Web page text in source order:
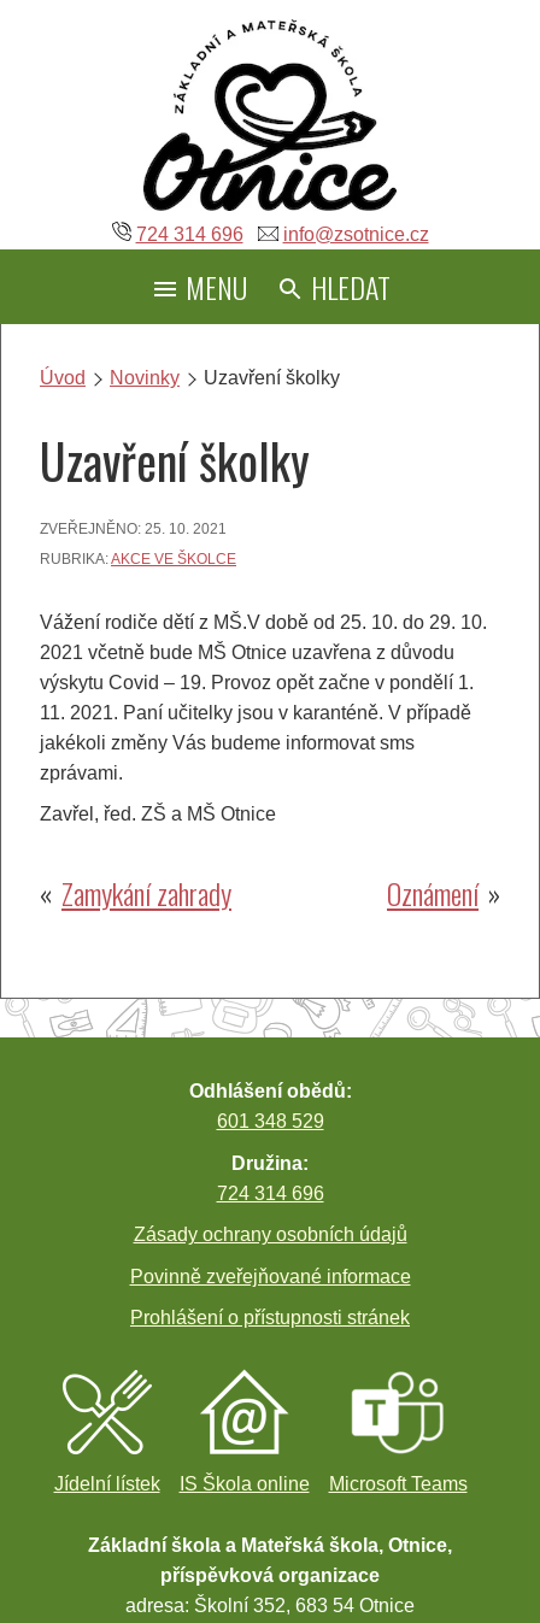
724 314 696 info@zsotnice.cz
MENU HLEDAT
Úvod Novinky Uzavření školky
Uzavření školky
ZVEŘEJNĚNO: 25. 10. 2021
RUBRIKA:AKCE VE ŠKOLCE
Vážení rodiče dětí z MŠ.V době od 25. 10. do 29. 10.
2021 včetně bude MŠ Otnice uzavřena z důvodu
výskytu Covid – 19. Provoz opět začne v pondělí 1.
11. 2021. Paní učitelky jsou v karanténě. V případě
jakékoli změny Vás budeme informovat sms
zprávami.
Zavřel, řed. ZŠ a MŠ Otnice
Navigace
příspěvek
Zamykání zahrady Oznámení
Odhlášení obědů:
601 348 529
Družina:
724 314 696
Zásady ochrany osobních údajů
Povinně zveřejňované informace
Prohlášení o přístupnosti stránek
Jídelní lístek IS Škola online Microsoft Teams
Základní škola a Mateřská škola, Otnice,
příspěvková organizace
adresa: Školní 352, 683 54 Otnice